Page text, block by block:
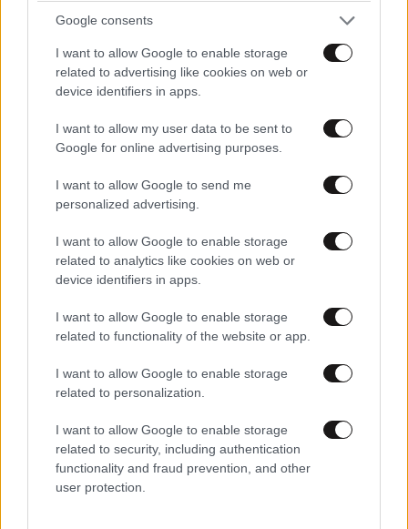
Google consents
I want to allow Google to enable storage
related to advertising like cookies on web or
device identifiers in apps.
I want to allow my user data to be sent to
Google for online advertising purposes.
I want to allow Google to send me
personalized advertising.
I want to allow Google to enable storage
related to analytics like cookies on web or
device identifiers in apps.
I want to allow Google to enable storage
related to functionality of the website or app.
I want to allow Google to enable storage
related to personalization.
I want to allow Google to enable storage
related to security, including authentication
functionality and fraud prevention, and other
user protection.
Ζευγάρι από τις ΗΠΑ που «υιοθέτησε» τον
Αφγανό κατηγορούμενο για τη δολοφονία της
έδειξε ποτέ ότι ήταν ικανός για κάτι τέτοιο»